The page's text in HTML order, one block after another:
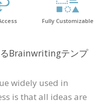
Fully Customizable
Brainwritingテンプ
widely used in
is that all ideas are